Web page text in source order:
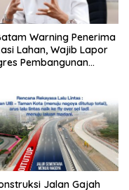
Warning Penerima
Lahan, Wajib Lapor
Pembangunan
Jalan Gajah